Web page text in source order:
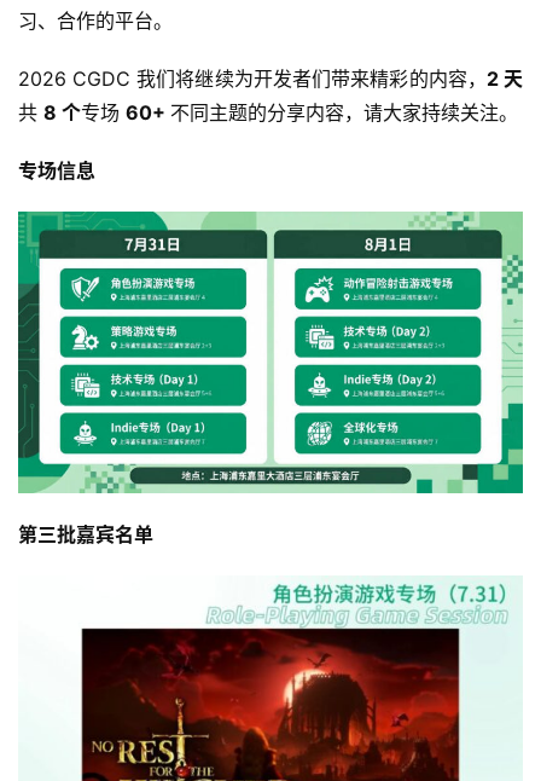
习、合作的平台。
2026 CGDC 我们将继续为开发者们带来精彩的内容， 2 天
共 8 个专场 60+ 不同主题的分享内容，请大家持续关注。
专场信息
第三批嘉宾名单